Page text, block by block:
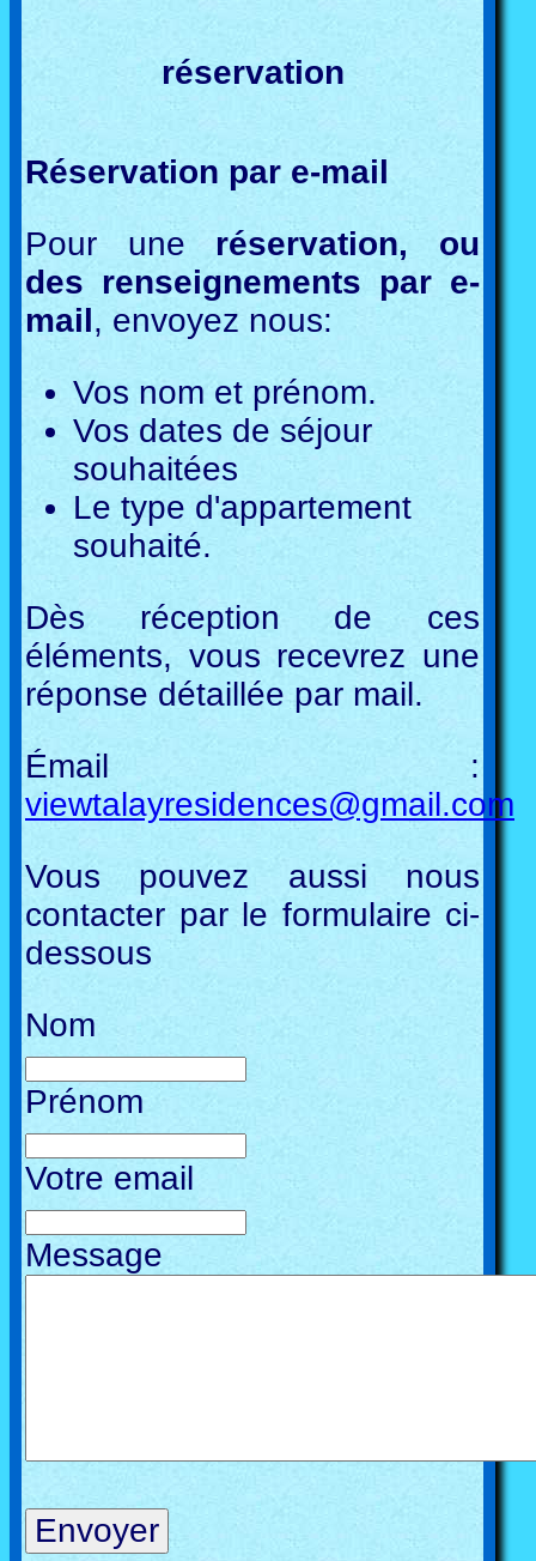
réservation
Réservation par e-mail
Pour une réservation, ou
des renseignements par e-
mail , envoyez nous:
Vos nom et prénom.
Vos dates de séjour
souhaitées
Le type d'appartement
souhaité.
Dès réception de ces
éléments, vous recevrez une
réponse détaillée par mail.
Émail :
viewtalayresidences@gmail.com
Vous pouvez aussi nous
contacter par le formulaire ci-
dessous
Nom
Prénom
Votre email
Message